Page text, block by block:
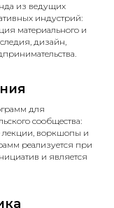
из ведущих
индустрий:
материального и
дизайн,
для
сообщества:
лекции, воркшопы и
реализуется при
и является